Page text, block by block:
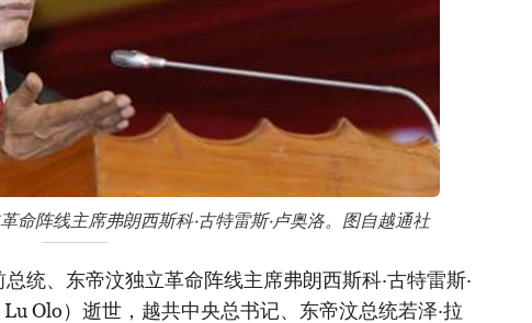
命阵线主席弗朗西斯科·古特雷斯·卢奥洛。图自越通社
统、东帝汶独立革命阵线主席弗朗西斯科·古特雷斯·
Olo）逝世，越共中央总书记、东帝汶总统若泽·拉